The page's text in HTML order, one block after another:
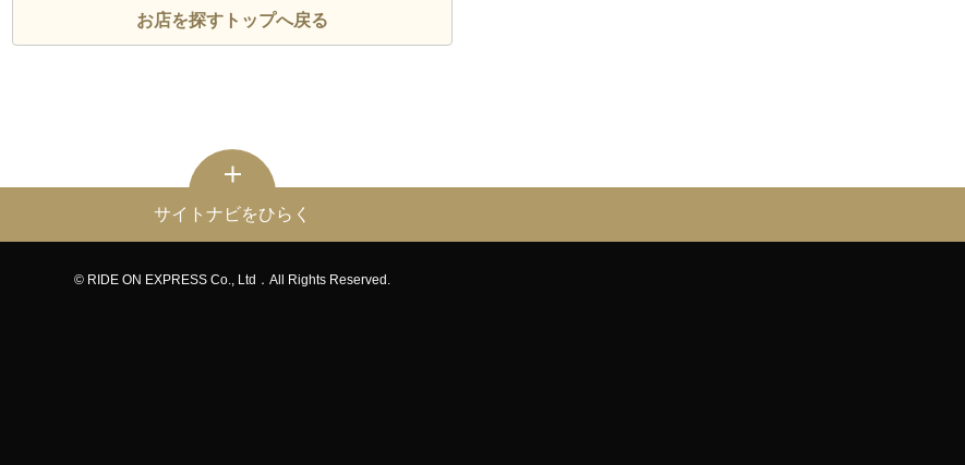
お店を探すトップへ戻る
サイトナビをひらく
© RIDE ON EXPRESS Co., Ltd．All Rights Reserved.